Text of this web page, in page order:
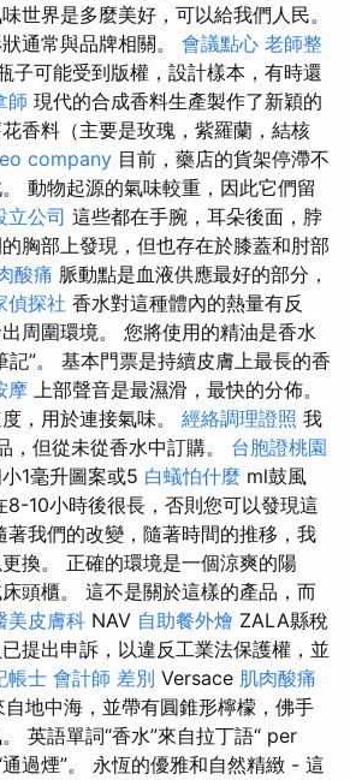
世界是多麼美好，可以給我們人民。
通常與品牌相關。 會議點心 老師整
子可能受到版權，設計樣本，有時還
師 現代的合成香料生產製作了新穎的
香料（主要是玫瑰，紫羅蘭，結核
company 目前，藥店的貨架停滯不
動物起源的氣味較重，因此它們留
立公司 這些都在手腕，耳朵後面，脖
胸部上發現，但也存在於膝蓋和肘部
酸痛 脈動點是血液供應最好的部分，
偵探社 香水對這種體內的熱量有反
周圍環境。 您將使用的精油是香水
記”。 基本門票是持續皮膚上最長的香
摩 上部聲音是最濕滑，最快的分佈。
，用於連接氣味。 經絡調理證照 我
，但從未從香水中訂購。 台胞證桃園
1毫升圖案或5 白蟻怕什麼 ml鼓風
8-10小時後很長，否則您可以發現這
著我們的改變，隨著時間的推移，我
換。 正確的環境是一個涼爽的陽
頭櫃。 這不是關於這樣的產品，而
美皮膚科 NAV 自助餐外燴 ZALA縣稅
提出申訴，以違反工業法保護權，並
帳士 會計師 差別 Versace 肌肉酸痛
地中海，並帶有圓錐形檸檬，佛手
英語單詞“香水”來自拉丁語“ per
過煙”。 永恆的優雅和自然精緻 - 這